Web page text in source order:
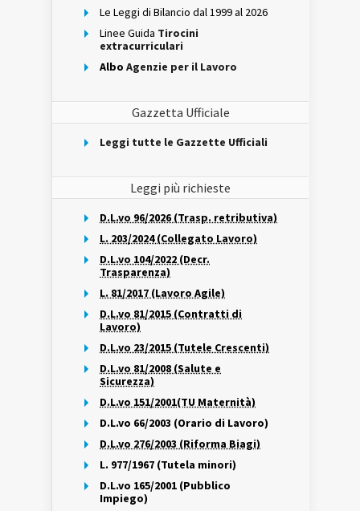
Le Leggi di Bilancio dal 1999 al 2026
Linee Guida Tirocini
extracurriculari
Albo Agenzie per il Lavoro
Gazzetta Ufficiale
Leggi tutte le Gazzette Ufficiali
Leggi più richieste
D.L.vo 96/2026 (Trasp. retributiva)
L. 203/2024 (Collegato Lavoro)
D.L.vo 104/2022 (Decr.
Trasparenza)
L. 81/2017 (Lavoro Agile)
D.L.vo 81/2015 (Contratti di
Lavoro)
D.L.vo 23/2015 (Tutele Crescenti)
D.L.vo 81/2008 (Salute e
Sicurezza)
D.L.vo 151/2001(TU Maternità)
D.L.vo 66/2003 (Orario di Lavoro)
D.L.vo 276/2003 (Riforma Biagi)
L. 977/1967 (Tutela minori)
D.L.vo 165/2001 (Pubblico
Impiego)